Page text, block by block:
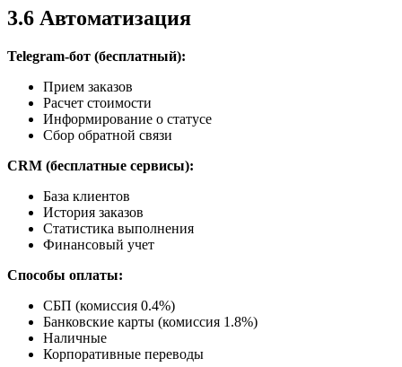
3.6 Автоматизация
Telegram-бот (бесплатный):
Прием заказов
Расчет стоимости
Информирование о статусе
Сбор обратной связи
CRM (бесплатные сервисы):
База клиентов
История заказов
Статистика выполнения
Финансовый учет
Способы оплаты:
СБП (комиссия 0.4%)
Банковские карты (комиссия 1.8%)
Наличные
Корпоративные переводы